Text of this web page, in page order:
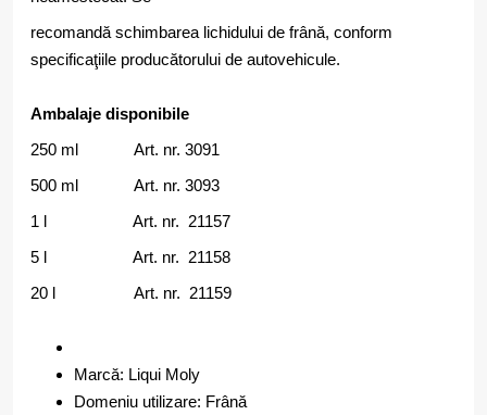
recomandă schimbarea lichidului de frână, conform
specificaţiile producătorului de autovehicule.
Ambalaje disponibile
250 ml Art. nr. 3091
500 ml Art. nr. 3093
1 l Art. nr. 21157
5 l Art. nr. 21158
20 l Art. nr. 21159
Marcă: Liqui Moly
Domeniu utilizare: Frână